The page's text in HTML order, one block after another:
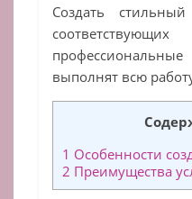
Создать
выполнят всю
1 Особенности
2 Преимущества